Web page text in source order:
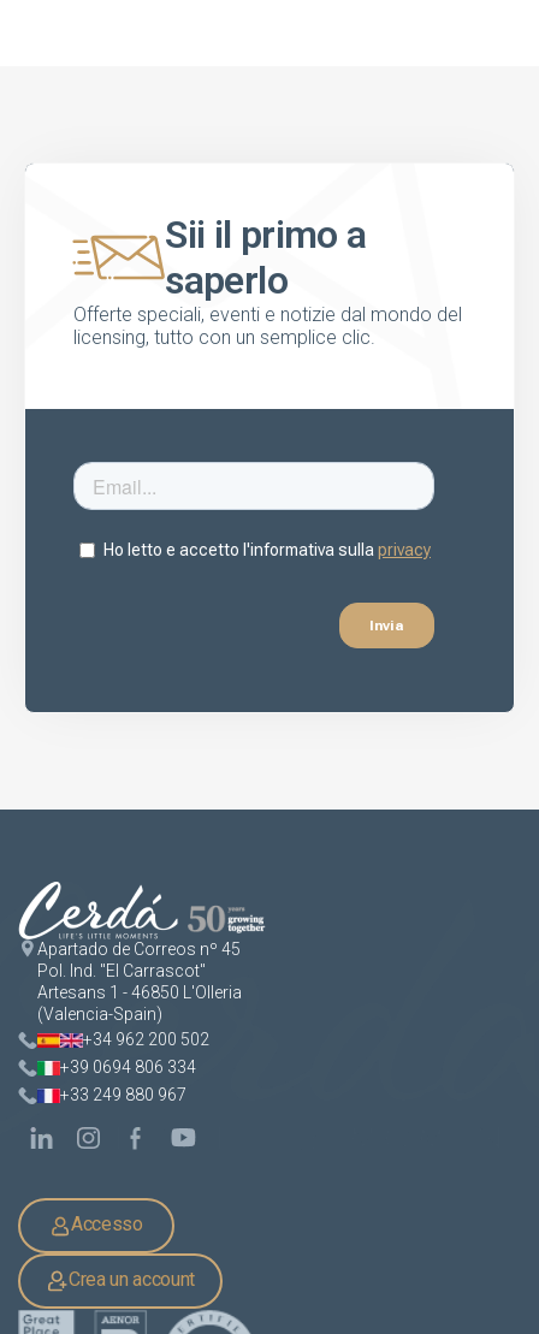
Sii il primo a
saperlo
Offerte speciali, eventi e notizie dal mondo del
licensing, tutto con un semplice clic.
Apartado de Correos nº 45
Pol. Ind. "El Carrascot"
Artesans 1 - 46850 L'Olleria
(Valencia-Spain)
+34 962 200 502
+39 0694 806 334
+33 249 880 967
Accesso
Crea un account